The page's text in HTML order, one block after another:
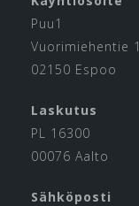
Puu1
Vuorimiehentie 1
02150 Espoo
Laskutus
PL 16300
00076 Aalto
Sähköposti